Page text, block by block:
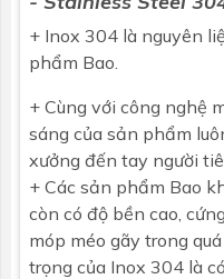
+ Inox 304 là nguyên
phẩm Bao.
+ Cùng với công nghệ
sáng của sản phẩm
xưởng đến tay người
+ Các sản phẩm Bao
còn có độ bền cao,
móp méo gãy trong
trọng của Inox 304 là